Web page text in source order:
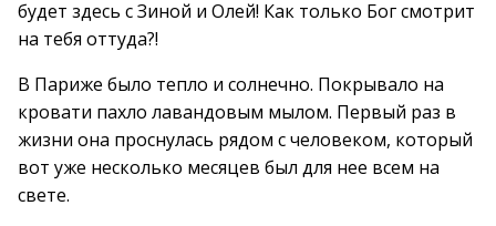
будет здесь с Зиной и Олей! Как только Бог смотрит
на тебя оттуда?!
В Париже было тепло и солнечно. Покрывало на
кровати пахло лавандовым мылом. Первый раз в
жизни она проснулась рядом с человеком, который
вот уже несколько месяцев был для нее всем на
свете.